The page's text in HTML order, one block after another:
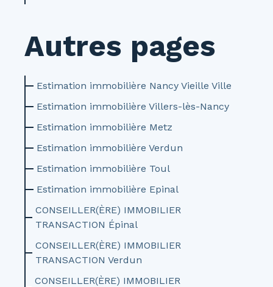
Autres pages
Estimation immobilière Nancy Vieille Ville
Estimation immobilière Villers-lès-Nancy
Estimation immobilière Metz
Estimation immobilière Verdun
Estimation immobilière Toul
Estimation immobilière Epinal
CONSEILLER(ÈRE) IMMOBILIER
TRANSACTION Épinal
CONSEILLER(ÈRE) IMMOBILIER
TRANSACTION Verdun
CONSEILLER(ÈRE) IMMOBILIER